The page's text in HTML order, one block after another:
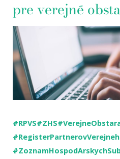
pre verejné
#RPVS#ZHS